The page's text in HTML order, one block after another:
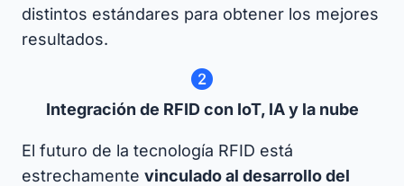
distintos estándares para obtener los mejores
resultados.
Integración de RFID con IoT, IA y la nube
El futuro de la tecnología RFID está
estrechamente vinculado al desarrollo del